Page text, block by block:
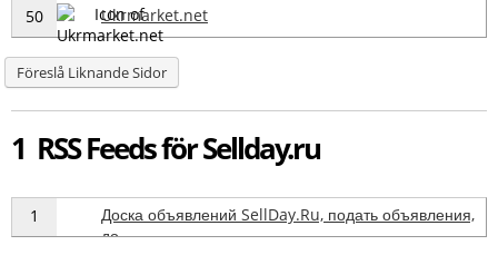
50 Ukrmarket.net
Föreslå Liknande Sidor
1 RSS Feeds för Sellday.ru
1
Доска объявлений SellDay.Ru, подать объявления,
до